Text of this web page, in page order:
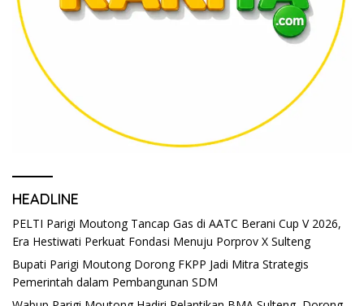
HEADLINE
PELTI Parigi Moutong Tancap Gas di AATC Berani Cup V 2026,
Era Hestiwati Perkuat Fondasi Menuju Porprov X Sulteng
Bupati Parigi Moutong Dorong FKPP Jadi Mitra Strategis
Pemerintah dalam Pembangunan SDM